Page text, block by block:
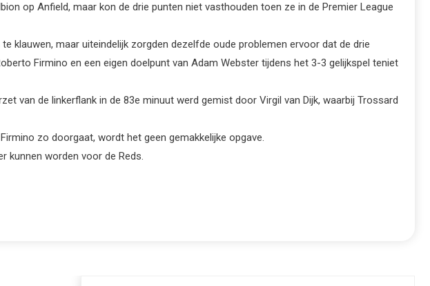
op Anfield, maar kon de drie punten niet vasthouden toen ze in de Premier League
klauwen, maar uiteindelijk zorgden dezelfde oude problemen ervoor dat de drie
Firmino en een eigen doelpunt van Adam Webster tijdens het 3-3 gelijkspel teniet
van de linkerflank in de 83e minuut werd gemist door Virgil van Dijk, waarbij Trossard
zo doorgaat, wordt het geen gemakkelijke opgave.
kunnen worden voor de Reds.